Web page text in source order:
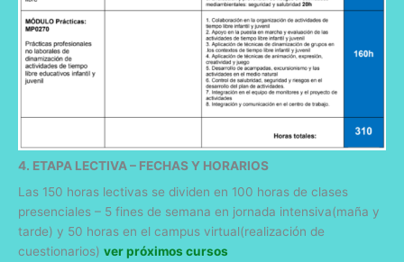
4. ETAPA LECTIVA – FECHAS Y HORARIOS
Las 150 horas lectivas se dividen en 100 horas de clases
presenciales – 5 fines de semana en jornada intensiva(maña y
tarde) y 50 horas en el campus virtual(realización de
cuestionarios) ver próximos cursos